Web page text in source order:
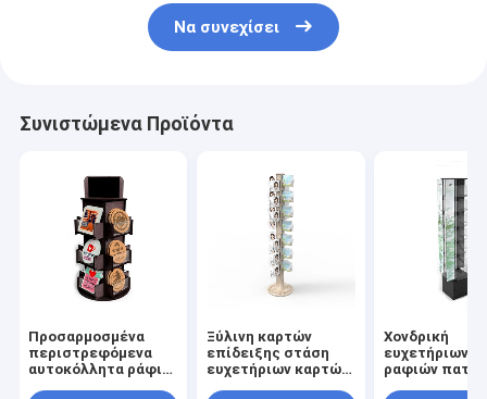
Να συνεχίσει
Συνιστώμενα Προϊόντα
Προσαρμοσμένα
περιστρεφόμενα
αυτοκόλλητα ράφι
Ξύλινη καρτών
επίδειξης στάση
ευχετήριων καρτών
Χονδρική
ευχετήριων
ραφιών